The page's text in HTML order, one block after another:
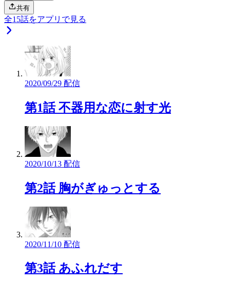
共有
全15話をアプリで見る
2020/09/29 配信
第1話 不器用な恋に射す光
2020/10/13 配信
第2話 胸がぎゅっとする
2020/11/10 配信
第3話 あふれだす